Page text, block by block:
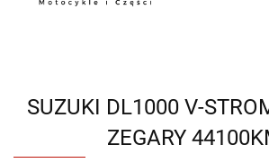
SUZUKI DL1000 V-
ZEGARY